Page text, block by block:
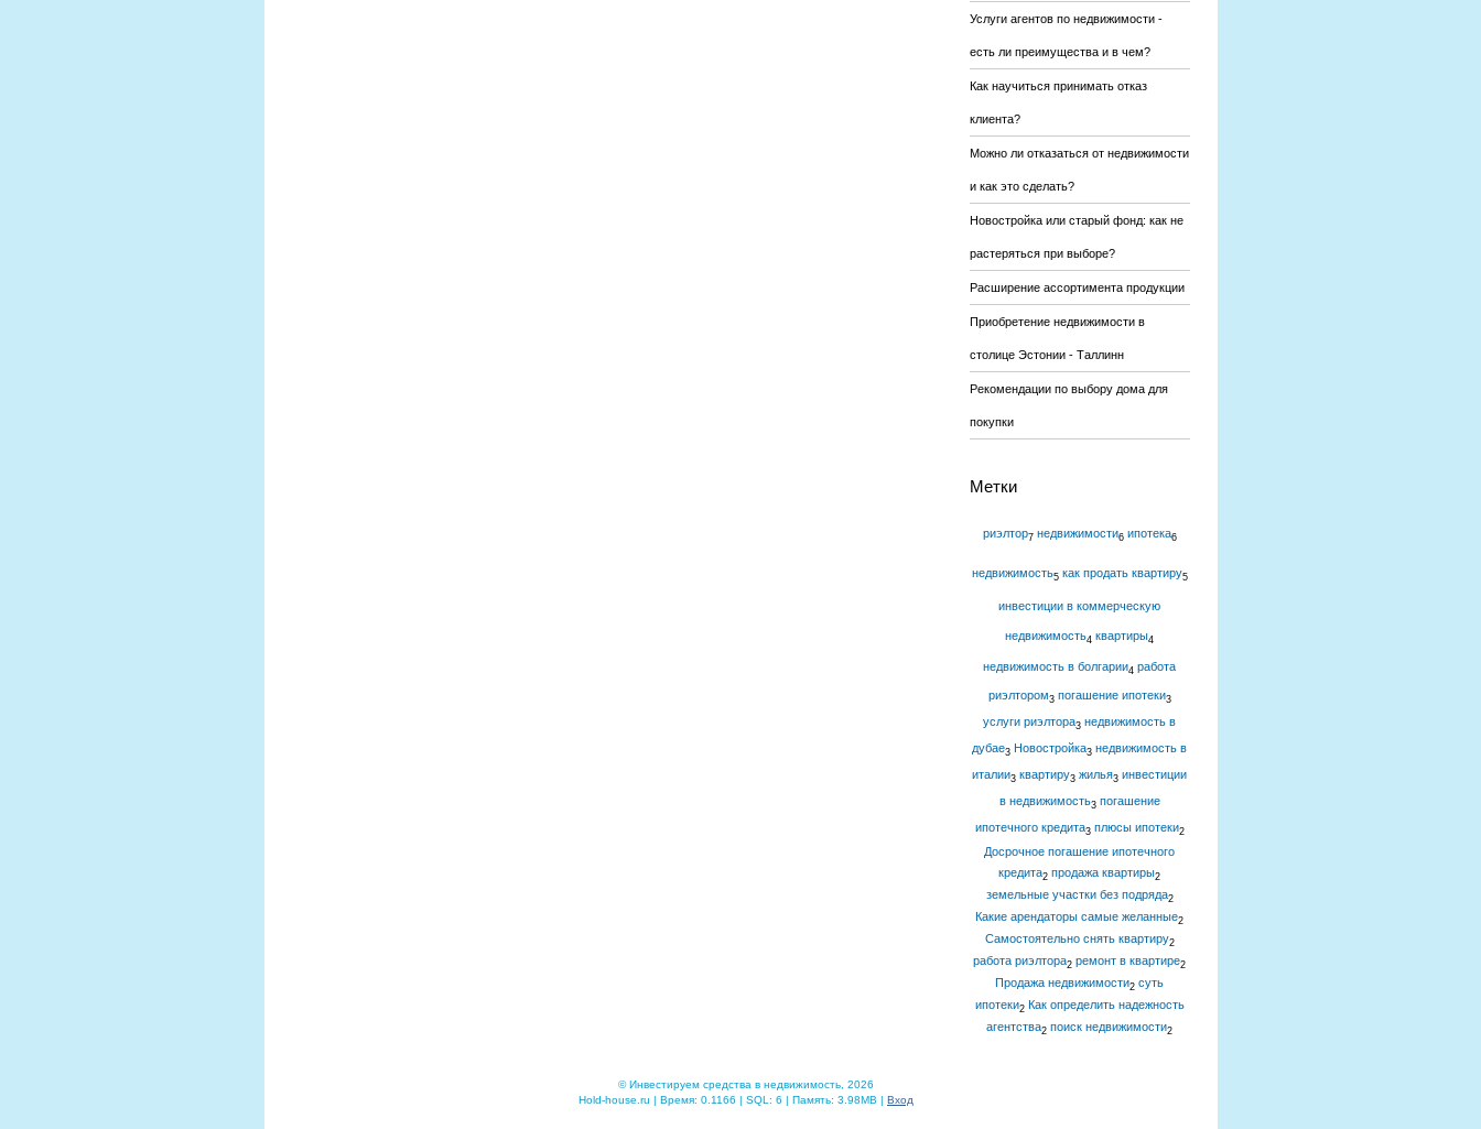
Услуги агентов по недвижимости -
есть ли преимущества и в чем?
Как научиться принимать отказ
клиента?
Можно ли отказаться от недвижимости
и как это сделать?
Новостройка или старый фонд: как не
растеряться при выборе?
Расширение ассортимента продукции
Приобретение недвижимости в
столице Эстонии - Таллинн
Рекомендации по выбору дома для
покупки
Метки
риэлтор7 недвижимости6 ипотека6
недвижимость5 как продать квартиру5
инвестиции в коммерческую
недвижимость4 квартиры4
недвижимость в болгарии4 работа
риэлтором3 погашение ипотеки3
услуги риэлтора3 недвижимость в
дубае3 Новостройка3 недвижимость в
италии3 квартиру3 жилья3 инвестиции
в недвижимость3 погашение
ипотечного кредита3 плюсы ипотеки2
Досрочное погашение ипотечного
кредита2 продажа квартиры2
земельные участки без подряда2
Какие арендаторы самые желанные2
Самостоятельно снять квартиру2
работа риэлтора2 ремонт в квартире2
Продажа недвижимости2 суть
ипотеки2 Как определить надежность
агентства2 поиск недвижимости2
© Инвестируем средства в недвижимость, 2026
Hold-house.ru | Время: 0.1166 | SQL: 6 | Память: 3.98MB | Вход